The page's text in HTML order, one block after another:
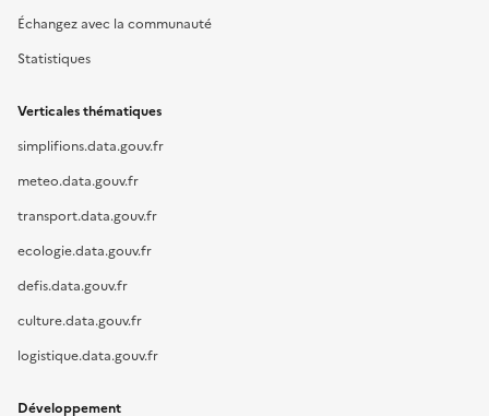
Échangez avec la communauté
Statistiques
Verticales thématiques
simplifions.data.gouv.fr
meteo.data.gouv.fr
transport.data.gouv.fr
ecologie.data.gouv.fr
defis.data.gouv.fr
culture.data.gouv.fr
logistique.data.gouv.fr
Développement